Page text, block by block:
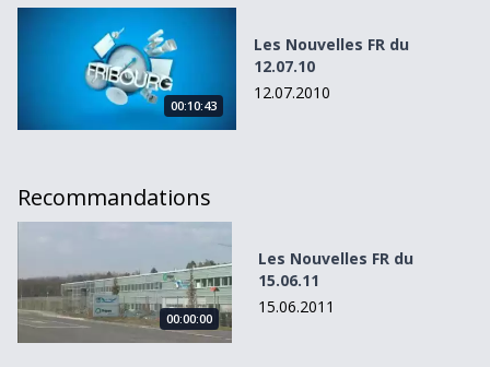
00:10:43
Les Nouvelles FR du
12.07.10
12.07.2010
Recommandations
00:00:00
Les Nouvelles FR du
15.06.11
15.06.2011